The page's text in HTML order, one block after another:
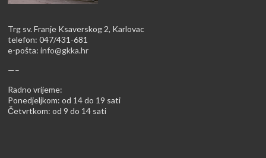
Trg sv. Franje Ksaverskog 2, Karlovac
telefon: 047/431-681
e-pošta:info@gkka.hr
—–
Radno vrijeme:
Ponedjeljkom: od 14 do 19 sati
Četvrtkom: od 9 do 14 sati